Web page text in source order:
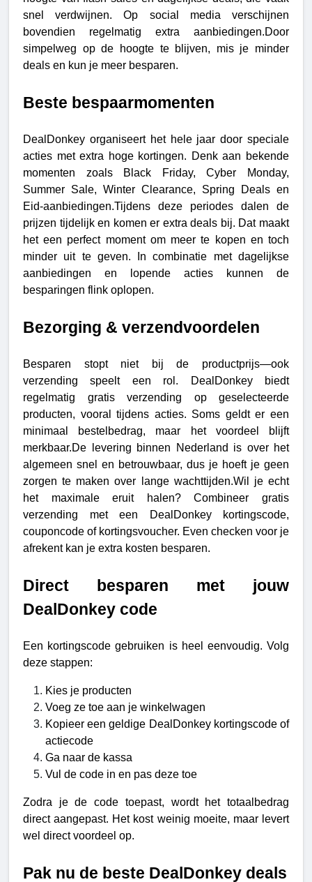
snel verdwijnen. Op social media verschijnen
bovendien regelmatig extra aanbiedingen.Door
simpelweg op de hoogte te blijven, mis je minder
deals en kun je meer besparen.
Beste bespaarmomenten
DealDonkey organiseert het hele jaar door speciale
acties met extra hoge kortingen. Denk aan bekende
momenten zoals Black Friday, Cyber Monday,
Summer Sale, Winter Clearance, Spring Deals en
Eid-aanbiedingen.Tijdens deze periodes dalen de
prijzen tijdelijk en komen er extra deals bij. Dat maakt
het een perfect moment om meer te kopen en toch
minder uit te geven. In combinatie met dagelijkse
aanbiedingen en lopende acties kunnen de
besparingen flink oplopen.
Bezorging & verzendvoordelen
Besparen stopt niet bij de productprijs—ook
verzending speelt een rol. DealDonkey biedt
regelmatig gratis verzending op geselecteerde
producten, vooral tijdens acties. Soms geldt er een
minimaal bestelbedrag, maar het voordeel blijft
merkbaar.De levering binnen Nederland is over het
algemeen snel en betrouwbaar, dus je hoeft je geen
zorgen te maken over lange wachttijden.Wil je echt
het maximale eruit halen? Combineer gratis
verzending met een DealDonkey kortingscode,
couponcode of kortingsvoucher. Even checken voor je
afrekent kan je extra kosten besparen.
Direct besparen met jouw
DealDonkey code
Een kortingscode gebruiken is heel eenvoudig. Volg
deze stappen:
Kies je producten
Voeg ze toe aan je winkelwagen
Kopieer een geldige DealDonkey kortingscode of
actiecode
Ga naar de kassa
Vul de code in en pas deze toe
Zodra je de code toepast, wordt het totaalbedrag
direct aangepast. Het kost weinig moeite, maar levert
wel direct voordeel op.
Pak nu de beste DealDonkey deals